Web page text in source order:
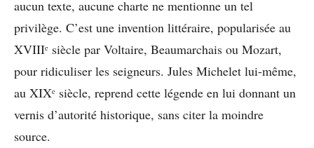
aucun texte, aucune charte ne mentionne un tel
privilège. C’est une invention littéraire, popularisée au
XVIIIᵉ siècle par Voltaire, Beaumarchais ou Mozart,
pour ridiculiser les seigneurs. Jules Michelet lui-même,
au XIXᵉ siècle, reprend cette légende en lui donnant un
vernis d’autorité historique, sans citer la moindre
source.